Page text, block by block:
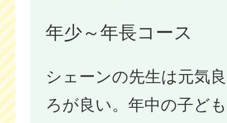
年少～年長コース
シェーンの先生は元気
ろが良い。年中の子ど